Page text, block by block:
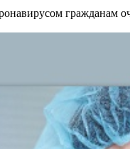
гражданам